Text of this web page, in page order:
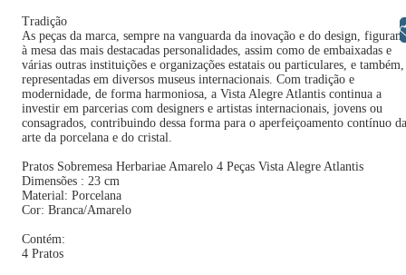
Tradição
As peças da marca, sempre na vanguarda da inovação e do design, figuram
à mesa das mais destacadas personalidades, assim como de embaixadas e
várias outras instituições e organizações estatais ou particulares, e também,
representadas em diversos museus internacionais. Com tradição e
modernidade, de forma harmoniosa, a Vista Alegre Atlantis continua a
investir em parcerias com designers e artistas internacionais, jovens ou
consagrados, contribuindo dessa forma para o aperfeiçoamento contínuo da
arte da porcelana e do cristal.
Pratos Sobremesa Herbariae Amarelo 4 Peças Vista Alegre Atlantis
Dimensões : 23 cm
Material: Porcelana
Cor: Branca/Amarelo
Contém:
4 Pratos
Libras